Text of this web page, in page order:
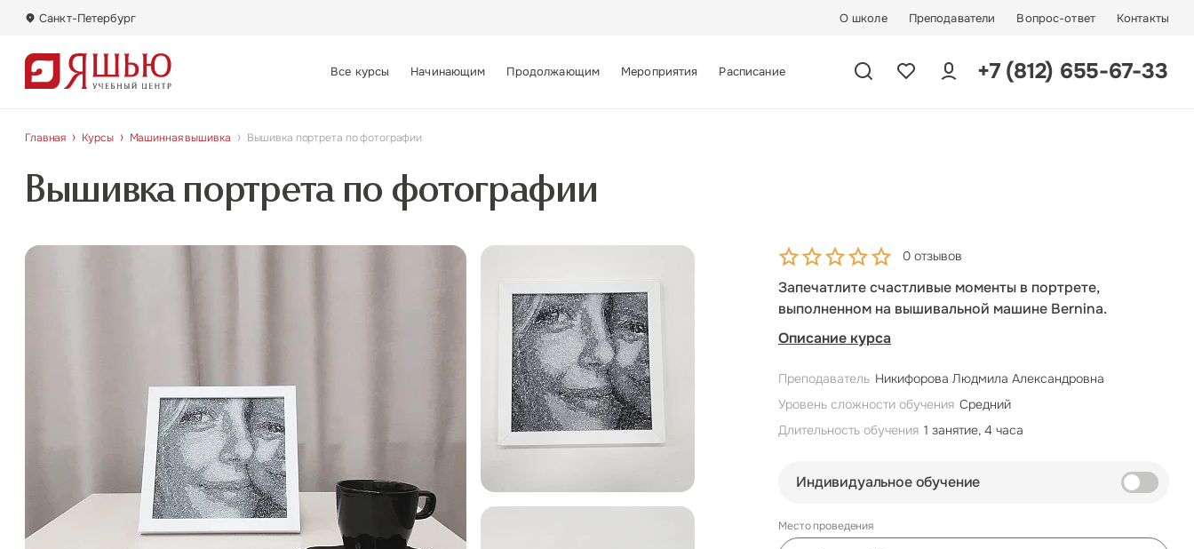
Санкт-Петербург
Санкт-Петербург
+7 (812) 655-67-33
О школе Преподаватели Вопрос-ответ Контакты
Все курсы Начинающим Продолжающим Мероприятия Расписание
Главная Курсы Машинная вышивка Вышивка портрета по фотографии
Вышивка портрета по фотографии
0 отзывов
Запечатлите счастливые моменты в портрете,
выполненном на вышивальной машине Bernina.
Описание курса
Преподаватель Никифорова Людмила Александровна
Уровень сложности обучения Средний
Длительность обучения 1 занятие, 4 часа
Индивидуальное обучение
Место проведения